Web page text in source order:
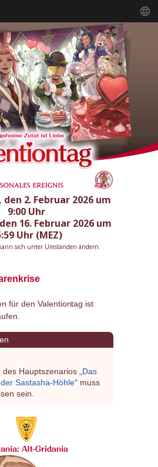
2. Februar 2026 um
9:00 Uhr
16. Februar 2026 um
Uhr (MEZ)
sich unter Umständen ändern.
für den Valentiontag ist
Hauptszenarios „ Das
Sastasha-Höhle“ muss
sein.